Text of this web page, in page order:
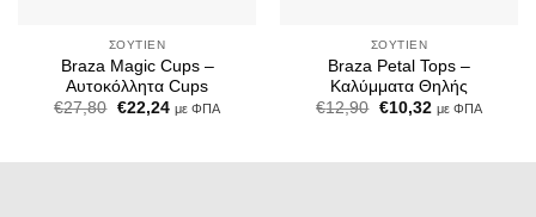
ΣΟΥΤΙΈΝ
Braza Magic Cups –
Αυτοκόλλητα Cups
€27,80 Original
€22,24Ημε ΦΠΑ
ΣΟΥΤΙΈΝ
Braza Petal Tops –
Καλύμματα Θηλής
€12,90 Original
€10,32Ημε ΦΠΑ